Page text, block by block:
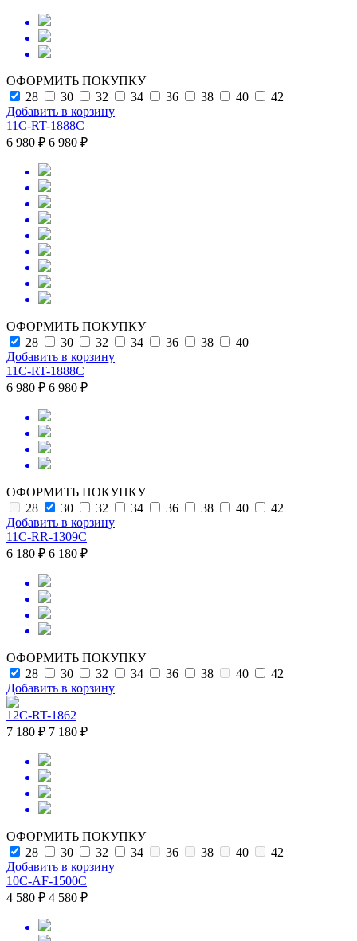
ОФОРМИТЬ ПОКУПКУ
28
30 32 34 36 38 40
42
Добавить в корзину
11C-RT-1888C
6 980 ₽ 6 980 ₽
ОФОРМИТЬ ПОКУПКУ
28
30 32 34 36 38
40
Добавить в корзину
11C-RT-1888C
6 980 ₽ 6 980 ₽
ОФОРМИТЬ ПОКУПКУ
28
30 32 34 36 38 40
42
Добавить в корзину
11C-RR-1309C
6 180 ₽ 6 180 ₽
ОФОРМИТЬ ПОКУПКУ
28
30 32 34 36 38 40
42
Добавить в корзину
12C-RT-1862
7 180 ₽ 7 180 ₽
ОФОРМИТЬ ПОКУПКУ
28
30 32 34 36 38 40
42
Добавить в корзину
10C-AF-1500C
4 580 ₽ 4 580 ₽